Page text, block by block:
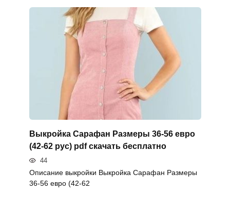
Выкройка Сарафан Размеры 36-56 евро
(42-62 рус) pdf скачать бесплатно
44
Описание выкройки Выкройка Сарафан Размеры
36-56 евро (42-62